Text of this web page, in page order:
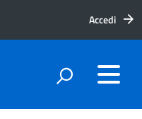
Accedi